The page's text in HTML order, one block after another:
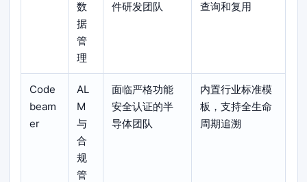
数
据
管
理
件研发团队 查询和复用
Code
beam
er
AL
M
与
合
规
管
面临严格功能
安全认证的半
导体团队
内置行业标准模
板，支持全生命
周期追溯